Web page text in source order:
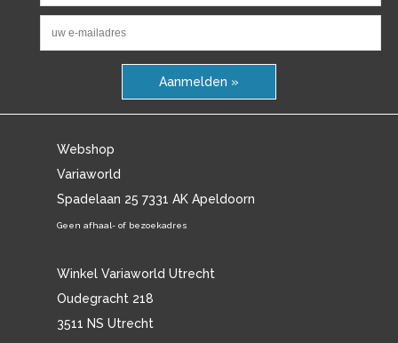
Aanmelden »
Webshop
Variaworld
Spadelaan 25 7331 AK Apeldoorn
Geen afhaal- of bezoekadres
Winkel Variaworld Utrecht
Oudegracht 218
3511 NS Utrecht